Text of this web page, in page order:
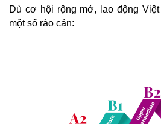
Dù cơ hội rộng mở, lao động
một số rào cản: